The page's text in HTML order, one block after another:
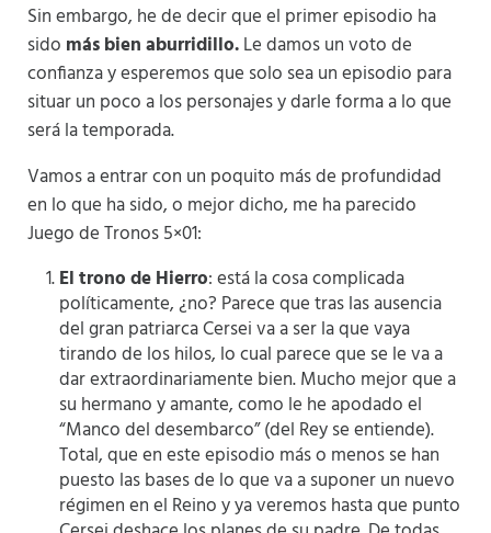
Sin embargo, he de decir que el primer episodio ha
sido más bien aburridillo.Le damos un voto de
confianza y esperemos que solo sea un episodio para
situar un poco a los personajes y darle forma a lo que
será la temporada.
Vamos a entrar con un poquito más de profundidad
en lo que ha sido, o mejor dicho, me ha parecido
Juego de Tronos 5×01:
El trono de Hierro: está la cosa complicada
políticamente, ¿no? Parece que tras las ausencia
del gran patriarca Cersei va a ser la que vaya
tirando de los hilos, lo cual parece que se le va a
dar extraordinariamente bien. Mucho mejor que a
su hermano y amante, como le he apodado el
“Manco del desembarco” (del Rey se entiende).
Total, que en este episodio más o menos se han
puesto las bases de lo que va a suponer un nuevo
régimen en el Reino y ya veremos hasta que punto